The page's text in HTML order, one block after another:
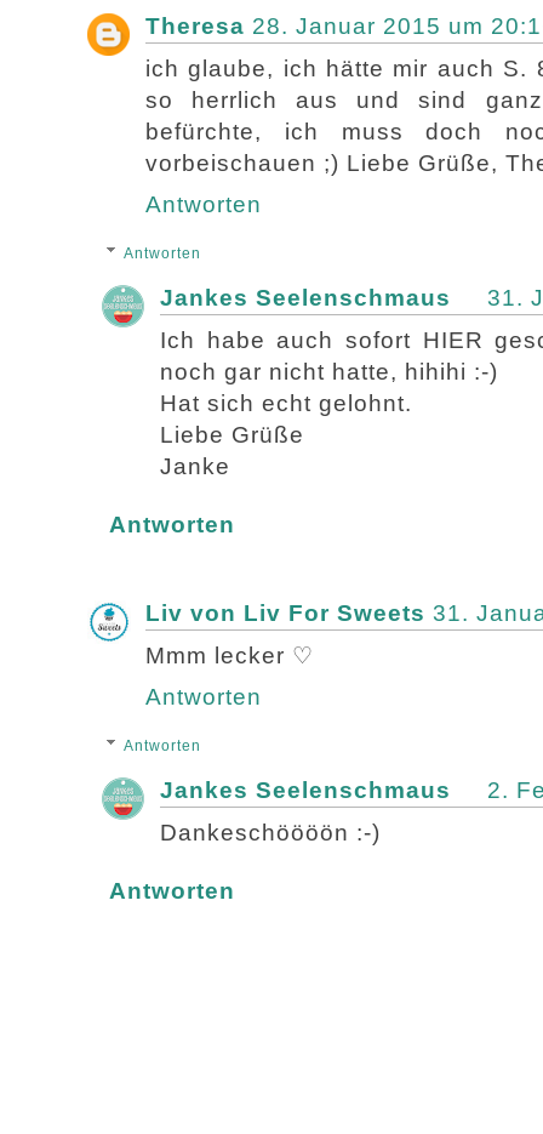
Theresa 28. Januar 2015 um
ich glaube, ich hätte mir auch S.
so herrlich aus und sind
befürchte, ich muss doch
vorbeischauen ;) Liebe Grüße,
Antworten
Antworten
Jankes Seelenschmaus
31.
Ich habe auch sofort HIER
noch gar nicht hatte, hihihi :-)
Hat sich echt gelohnt.
Liebe Grüße
Janke
Antworten
Liv von Liv For Sweets 31.
Mmm lecker ♡
Antworten
Antworten
Jankes Seelenschmaus
2.
Dankeschöööön :-)
Antworten